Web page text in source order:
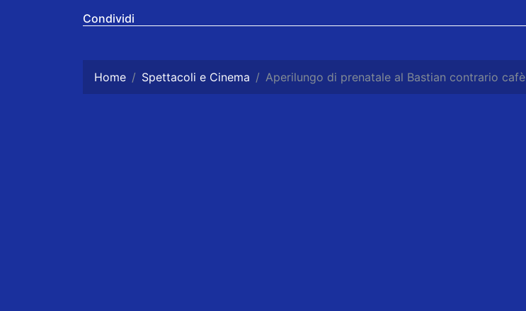
Condividi
Home Spettacoli e Cinema Aperilungo di prenatale al Bastian contrario cafè